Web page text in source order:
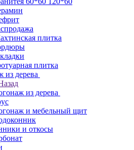
плитка
плитка
из дерева
из дерева
и мебельный щит
и откосы